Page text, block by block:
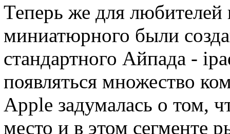
Теперь же для любителей
миниатюрного были
стандартного Айпада -
появляться множество
Apple задумалась о том,
место и в этом сегменте